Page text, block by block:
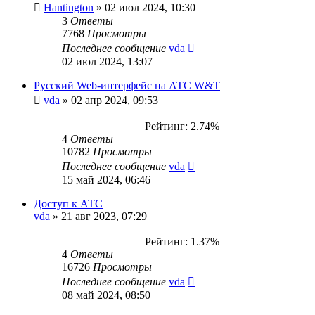
Hantington » 02 июл 2024, 10:30
3 Ответы
7768 Просмотры
Последнее сообщение vda
02 июл 2024, 13:07
Русский Web-интерфейс на АТС W&T
vda » 02 апр 2024, 09:53
Рейтинг: 2.74%
4 Ответы
10782 Просмотры
Последнее сообщение vda
15 май 2024, 06:46
Доступ к АТС
vda » 21 авг 2023, 07:29
Рейтинг: 1.37%
4 Ответы
16726 Просмотры
Последнее сообщение vda
08 май 2024, 08:50